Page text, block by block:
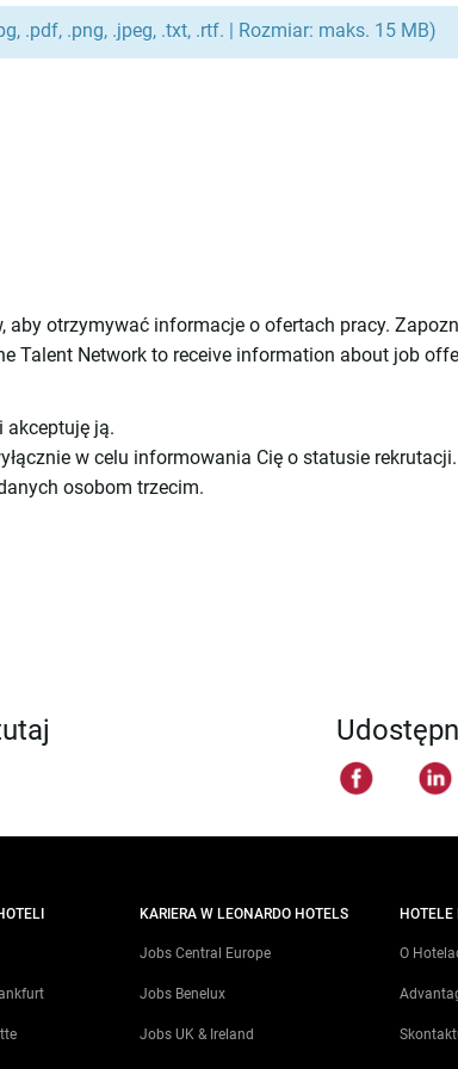
.pdf, .png, .jpeg, .txt, .rtf. | Rozmiar: maks. 15 MB)
aby otrzymywać informacje o ofertach pracy.
Talent Network to receive information about job
i akceptuję ją.
w celu informowania Cię o statusie
osobom trzecim.
KARIERA W LEONARDO HOTELS
Jobs Central Europe
Jobs Benelux
Jobs UK & Ireland
HOTELE
O